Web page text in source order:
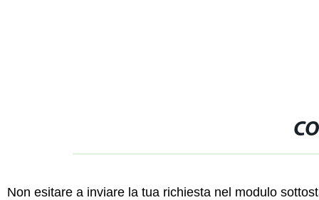
Non esitare a inviare la tua richiesta nel modulo